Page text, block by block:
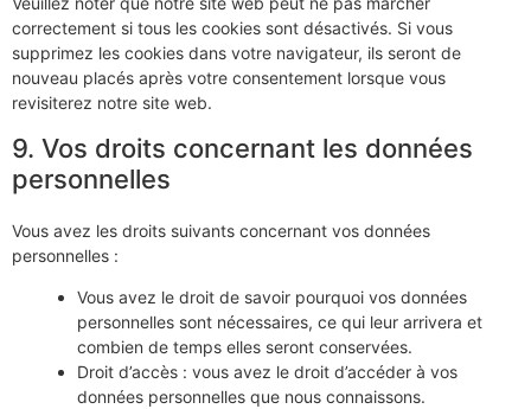
correctement si tous les cookies sont désactivés. Si vous
supprimez les cookies dans votre navigateur, ils seront de
nouveau placés après votre consentement lorsque vous
revisiterez notre site web.
9. Vos droits concernant les données
personnelles
Vous avez les droits suivants concernant vos données
personnelles :
Vous avez le droit de savoir pourquoi vos données
personnelles sont nécessaires, ce qui leur arrivera et
combien de temps elles seront conservées.
Droit d’accès : vous avez le droit d’accéder à vos
données personnelles que nous connaissons.